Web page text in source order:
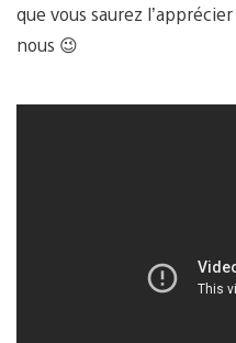
que vous saurez
nous 😉